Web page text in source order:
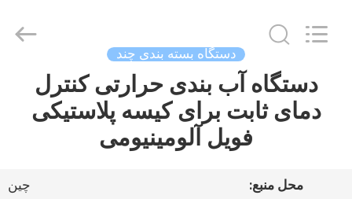
خونه
درباره
Machinery
دستگاه بسته بندی چند
دستگاه آب بندی حرارتی کنترل
دمای ثابت برای کیسه پلاستیکی
فویل آلومینیومی
محل منبع:
چین